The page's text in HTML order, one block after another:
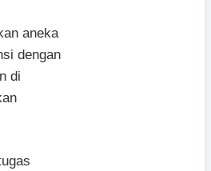
aneka
dengan
di